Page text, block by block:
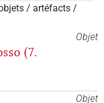
/ artéfacts /
Objet
(7.
Objet